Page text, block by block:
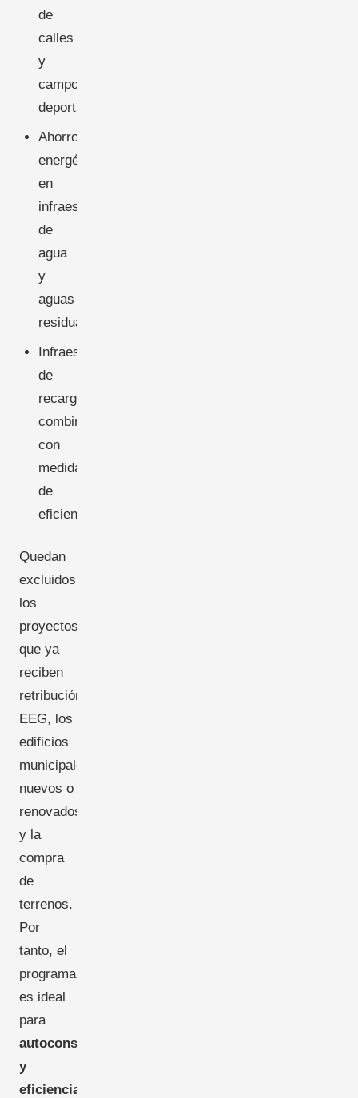
de
calles
y
campos
deportivos
Ahorro
energético
en
infraestructuras
de
agua
y
aguas
residuales
Infraestructura
de
recarga
combinada
con
medidas
de
eficiencia
Quedan
excluidos
los
proyectos
que ya
reciben
retribución
EEG, los
edificios
municipales
nuevos o
renovados
y la
compra
de
terrenos.
Por
tanto, el
programa
es ideal
para
autoconsumo
y
eficiencia